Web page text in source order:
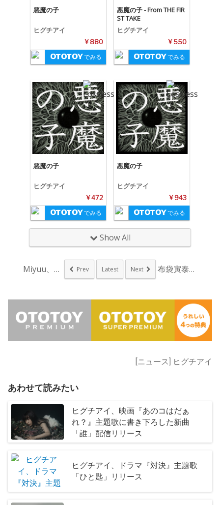
悪魔の子
ヒグチアイ
¥ 880
でみる
悪魔の子 - From THE FIR
ST TAKE
ヒグチアイ
¥ 550
でみる
悪魔の子
ヒグチアイ
¥ 472
でみる
悪魔の子
ヒグチアイ
¥ 943
でみる
Show All
Miyuu、X’ma... Prev Latest Next 布袋寅泰、アニメ『異...
[ニュース] ヒグチアイ
あわせて読みたい
ヒグチアイ、映画『あのコはだぁ
れ？』主題歌に書き下ろした新曲
「誰」配信リリース
ヒグチアイ、ドラマ『対決』主題歌
「ひと匙」リリース